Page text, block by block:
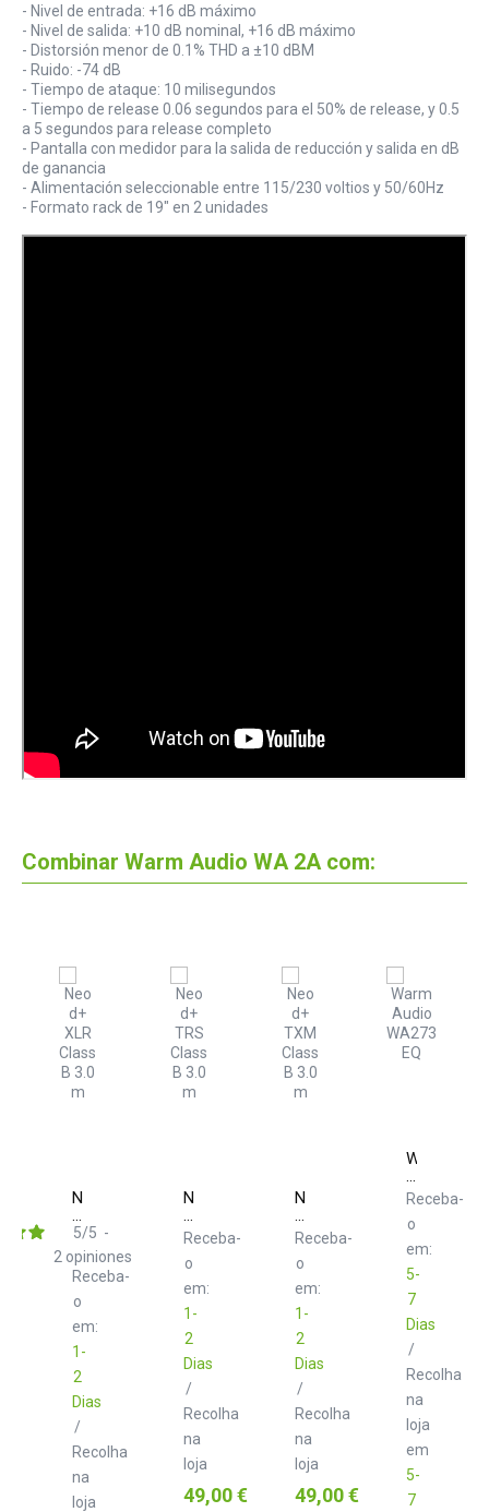
- Nivel de entrada: +16 dB máximo
- Nivel de salida: +10 dB nominal, +16 dB máximo
- Distorsión menor de 0.1% THD a ±10 dBM
- Ruido: -74 dB
- Tiempo de ataque: 10 milisegundos
- Tiempo de release 0.06 segundos para el 50% de release, y 0.5
a 5 segundos para release completo
- Pantalla con medidor para la salida de reducción y salida en dB
de ganancia
- Alimentación seleccionable entre 115/230 voltios y 50/60Hz
- Formato rack de 19" en 2 unidades
Combinar Warm Audio WA 2A com:
Neo
d+
XLR
Class
B
3.0
m
Receba-
o
em:
1-
2
Dias
/
Recolha
na
loja
5/5 -
2 opiniones
Neo
d+
TRS
Class
B
3.0
m
Receba-
o
em:
1-
2
Dias
/
Recolha
na
loja
Preço
49,00 €
Neo
d+
TXM
Class
B
3.0
m
Receba-
o
em:
1-
2
Dias
/
Recolha
na
loja
Preço
49,00 €
Warm
Audio
WA273
EQ
Receba-
o
em:
5-
7
Dias
/
Recolha
na
loja
em
5-
7